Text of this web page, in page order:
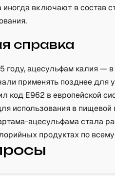
включают в состав
справка
году, ацесульфам калия — в
применять позднее для
код E962 в европейской
использования в
ацесульфама стала
продуктах по